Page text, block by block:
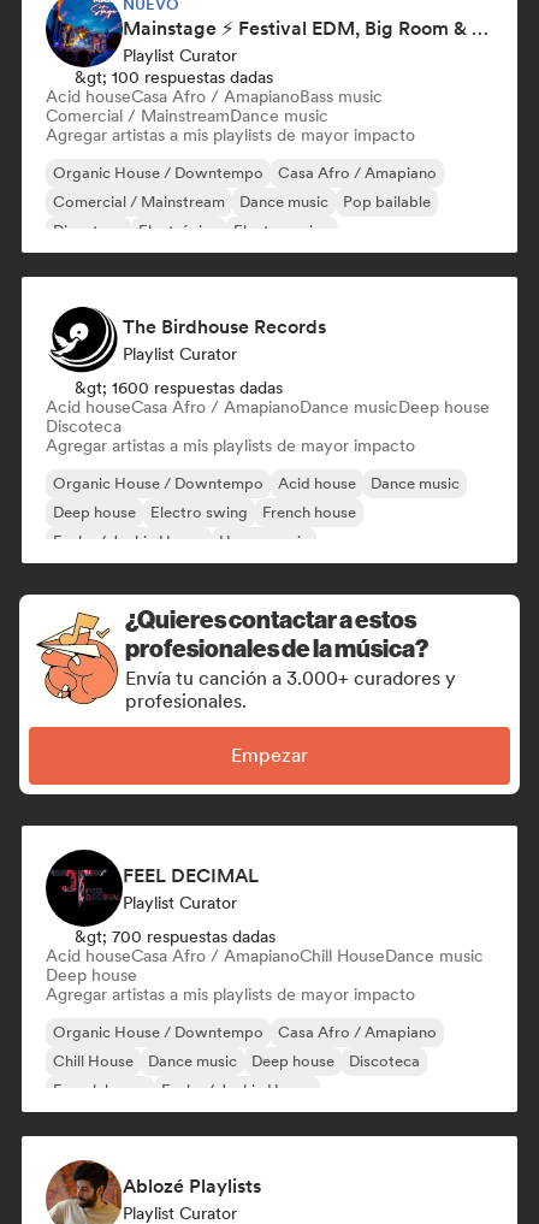
NUEVO
Mainstage ⚡ Festival EDM, Big Room & House Anthems
Playlist Curator
&gt; 100 respuestas dadas
Acid houseCasa Afro / AmapianoBass music
Comercial / MainstreamDance music
Agregar artistas a mis playlists de mayor impacto
Organic House / Downtempo
Casa Afro / Amapiano
Comercial / Mainstream
Dance music
Pop bailable
Discoteca
Electrónica Electro swing
The Birdhouse Records
Playlist Curator
&gt; 1600 respuestas dadas
Acid houseCasa Afro / AmapianoDance musicDeep house
Discoteca
Agregar artistas a mis playlists de mayor impacto
Organic House / Downtempo Acid house
Dance music
Deep house
Electro swing
French house
Funky / Jackin House
House music
¿Quieres contactar a estos
profesionales de la música?
Envía tu canción a 3.000+ curadores y
profesionales.
Empezar
FEEL DECIMAL
Playlist Curator
&gt; 700 respuestas dadas
Acid houseCasa Afro / AmapianoChill HouseDance music
Deep house
Agregar artistas a mis playlists de mayor impacto
Organic House / Downtempo
Casa Afro / Amapiano
Chill House
Dance music Deep house
Discoteca
French house
Funky / Jackin House
Ablozé Playlists
Playlist Curator